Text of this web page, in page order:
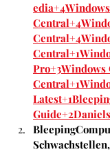
edia+4Windows
Central+4
Central+1
Pro+3Windows
Central+1
Latest+1
Guide+2